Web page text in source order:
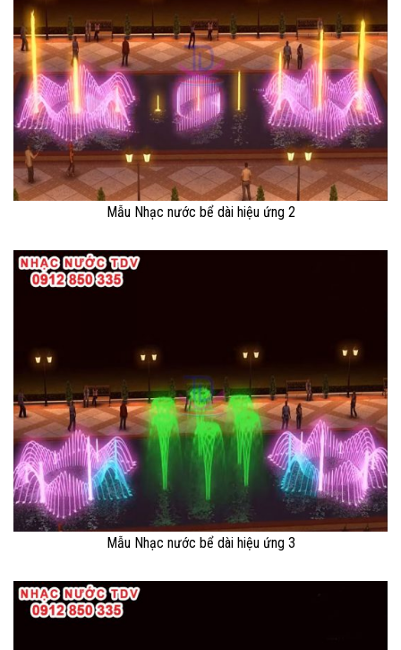
Mẫu Nhạc nước bể dài hiệu ứng 2
Mẫu Nhạc nước bể dài hiệu ứng 3